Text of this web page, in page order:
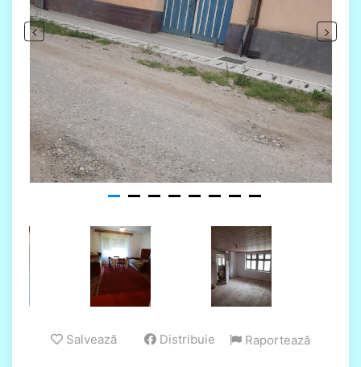
Salvează Distribuie Raportează